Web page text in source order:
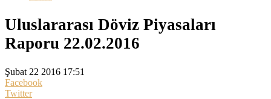
Uluslararası Döviz Piyasaları
Raporu 22.02.2016
Şubat 22 2016 17:51
Facebook
Twitter